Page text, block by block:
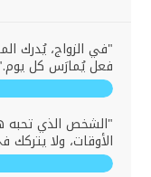
"في الزواج، يُدرك
فعل يُمارَس كل يوم."
"الشخص الذي
الأوقات، ولا